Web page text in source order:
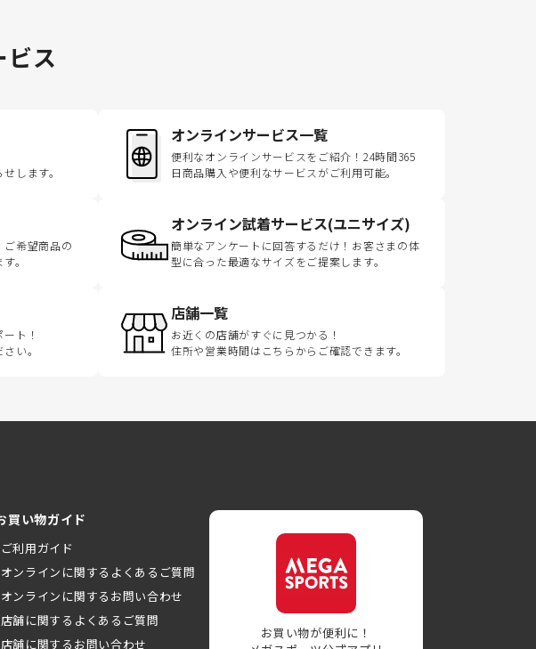
ビス
します。
オンラインサービス一覧
便利なオンラインサービスをご紹介！24時間365
日商品購入や便利なサービスがご利用可能。
希望商品の
。
オンライン試着サービス(ユニサイズ)
簡単なアンケートに回答するだけ！お客さまの体
型に合った最適なサイズをご提案します。
ト！
い。
店舗一覧
お近くの店舗がすぐに見つかる！
住所や営業時間はこちらからご確認できます。
買い物ガイド
ご利用ガイド
オンラインに関するよくあるご質問
オンラインに関するお問い合わせ
店舗に関するよくあるご質問
店舗に関するお問い合わせ
お買い物が便利に！